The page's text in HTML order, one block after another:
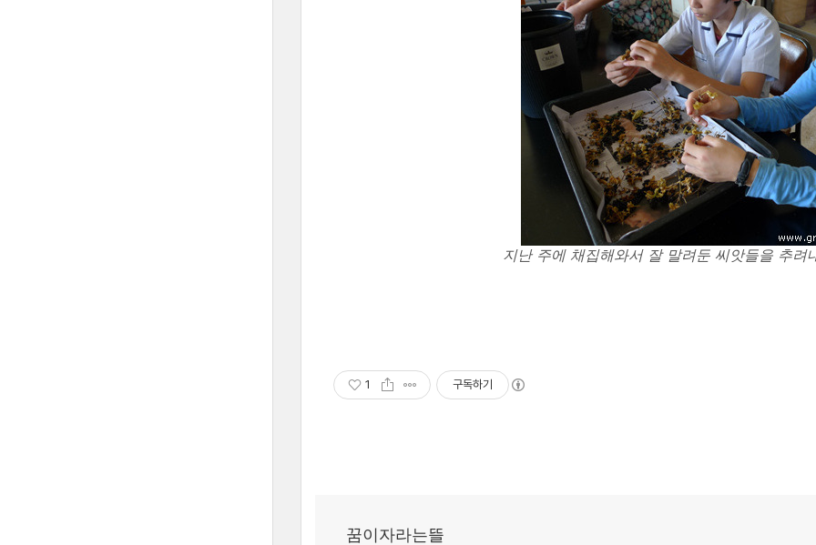
지난 주에 채집해와서 잘 말려둔 씨앗들을 추려
1 구독하기
꿈이자라는뜰